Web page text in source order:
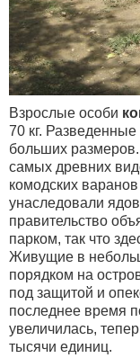
Взрослые особи
70 кг.
больших
самых древних
комодских
унаследовали
правительство
парком, так что
Живущие в
порядком на
под защитой и
последнее время
увеличилась,
тысячи единиц.